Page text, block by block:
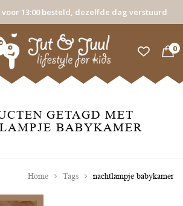
13:00 besteld, dezelfde dag verstuurd
0
GETAGD MET
BABYKAMER
Home Tags nachtlampje babykamer